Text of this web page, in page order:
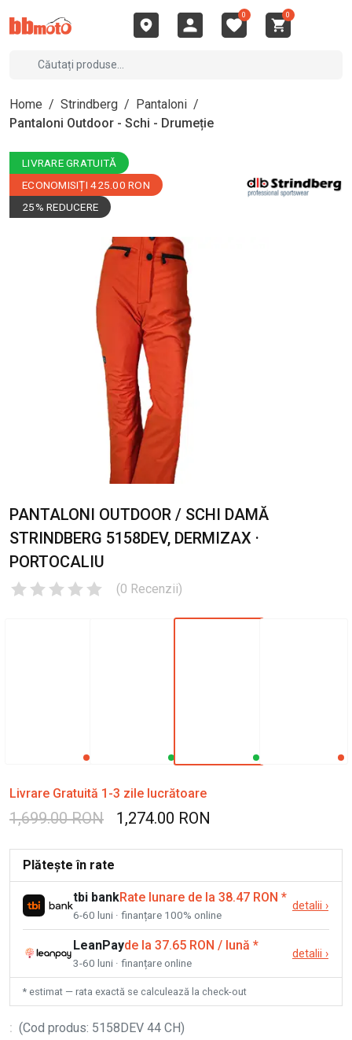
0 0
Home / Strindberg / Pantaloni /
Pantaloni Outdoor - Schi - Drumeție
LIVRARE GRATUITĂ
ECONOMISIȚI 425.00 RON
25% REDUCERE
PANTALONI OUTDOOR / SCHI DAMĂ
STRINDBERG 5158DEV, DERMIZAX ·
PORTOCALIU
(0 Recenzii)
Livrare Gratuită 1-3 zile lucrătoare
1,699.00 RON 1,274.00 RON
Plătește în rate
tbi bankRate lunare de la 38.47 RON *
6-60 luni · finanțare 100% online
detalii ›
LeanPayde la 37.65 RON / lună *
3-60 luni · finanțare online
detalii ›
* estimat — rata exactă se calculează la check-out
: (Cod produs: 5158DEV 44 CH)